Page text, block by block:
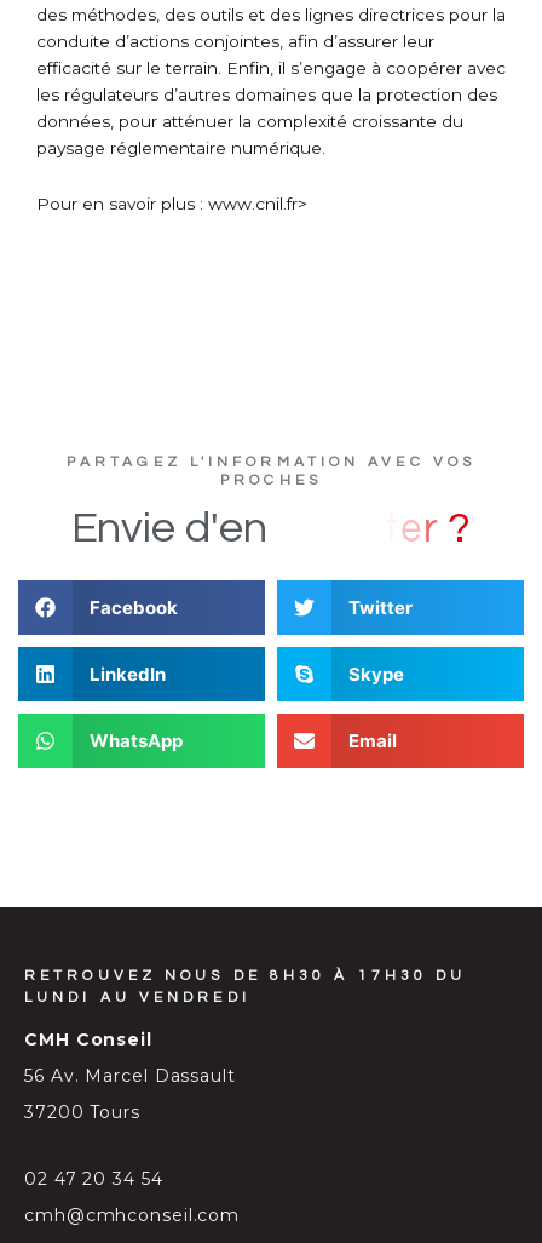
des méthodes, des outils et des lignes directrices pour la
conduite d’actions conjointes, afin d’assurer leur
efficacité sur le terrain. Enfin, il s’engage à coopérer avec
les régulateurs d’autres domaines que la protection des
données, pour atténuer la complexité croissante du
paysage réglementaire numérique.
Pour en savoir plus : www.cnil.fr>
PARTAGEZ L'INFORMATION AVEC VOS
PROCHES
Envie d'en ?
Facebook Twitter
LinkedIn Skype
WhatsApp Email
RETROUVEZ NOUS DE 8H30 À 17H30 DU
LUNDI AU VENDREDI
CMH Conseil
56 Av. Marcel Dassault
37200 Tours
02 47 20 34 54
cmh@cmhconseil.com